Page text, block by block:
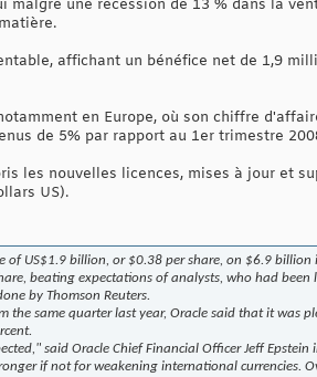
malgré une récession de 13 % dans la
affichant un bénéfice net de 1,9
en Europe, où son chiffre
de 5% par rapport au 1er trimestre
les nouvelles licences, mises à jour et
US).
US$1.9 billion, or $0.38 per share, on $6.9
beating expectations of analysts, who had
by Thomson Reuters.
the same quarter last year, Oracle said that it was
said Oracle Chief Financial Officer Jeff Epstein
if not for weakening international currencies.